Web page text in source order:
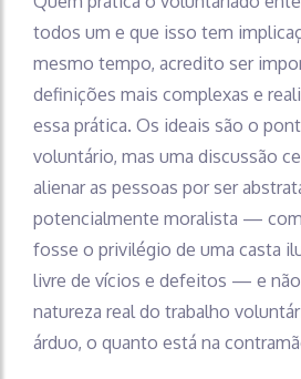
todos um e que isso tem
mesmo tempo, acredito ser
definições mais complexas e
essa prática. Os ideais são o
voluntário, mas uma discussão
alienar as pessoas por ser
potencialmente moralista —
fosse o privilégio de uma casta
livre de vícios e defeitos — e não
natureza real do trabalho
árduo, o quanto está na